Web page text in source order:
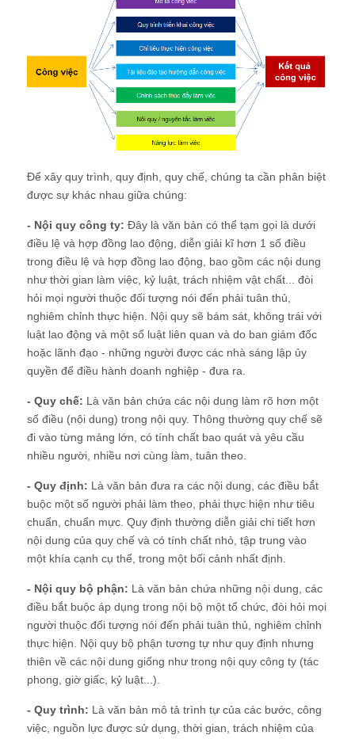
Để xây quy trình, quy định, quy chế, chúng ta cần phân biệt
được sự khác nhau giữa chúng:
- Nội quy công ty: Đây là văn bản có thể tạm gọi là dưới
điều lệ và hợp đồng lao động, diễn giải kĩ hơn 1 số điều
trong điều lệ và hợp đồng lao động, bao gồm các nội dung
như thời gian làm việc, kỷ luật, trách nhiệm vật chất... đòi
hỏi mọi người thuộc đối tượng nói đến phải tuân thủ,
nghiêm chỉnh thực hiện. Nội quy sẽ bám sát, không trái với
luật lao động và một số luật liên quan và do ban giám đốc
hoặc lãnh đạo - những người được các nhà sáng lập ủy
quyền để điều hành doanh nghiệp - đưa ra.
- Quy chế: Là văn bản chứa các nội dung làm rõ hơn một
số điều (nội dung) trong nội quy. Thông thường quy chế sẽ
đi vào từng mảng lớn, có tính chất bao quát và yêu cầu
nhiều người, nhiều nơi cùng làm, tuân theo.
- Quy định: Là văn bản đưa ra các nội dung, các điều bắt
buộc một số người phải làm theo, phải thực hiện như tiêu
chuẩn, chuẩn mực. Quy định thường diễn giải chi tiết hơn
nội dung của quy chế và có tính chất nhỏ, tập trung vào
một khía cạnh cụ thể, trong một bối cảnh nhất định.
- Nội quy bộ phận: Là văn bản chứa những nội dung, các
điều bắt buộc áp dụng trong nội bộ một tổ chức, đòi hỏi mọi
người thuộc đối tượng nói đến phải tuân thủ, nghiêm chỉnh
thực hiện. Nội quy bộ phận tương tự như quy định nhưng
thiên về các nội dung giống như trong nội quy công ty (tác
phong, giờ giấc, kỷ luật...).
- Quy trình: Là văn bản mô tả trình tự của các bước, công
việc, nguồn lực được sử dụng, thời gian, trách nhiệm của